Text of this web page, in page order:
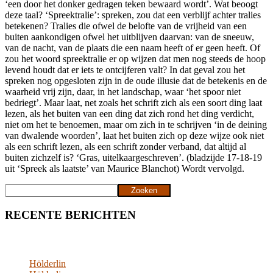
‘een door het donker gedragen teken bewaard wordt’. Wat beoogt
deze taal? ‘Spreektralie’: spreken, zou dat een verblijf achter tralies
betekenen? Tralies die ofwel de belofte van de vrijheid van een
buiten aankondigen ofwel het uitblijven daarvan: van de sneeuw,
van de nacht, van de plaats die een naam heeft of er geen heeft. Of
zou het woord spreektralie er op wijzen dat men nog steeds de hoop
levend houdt dat er iets te ontcijferen valt? In dat geval zou het
spreken nog opgesloten zijn in de oude illusie dat de betekenis en de
waarheid vrij zijn, daar, in het landschap, waar ‘het spoor niet
bedriegt’. Maar laat, net zoals het schrift zich als een soort ding laat
lezen, als het buiten van een ding dat zich rond het ding verdicht,
niet om het te benoemen, maar om zich in te schrijven ‘in de deining
van dwalende woorden’, laat het buiten zich op deze wijze ook niet
als een schrift lezen, als een schrift zonder verband, dat altijd al
buiten zichzelf is? ‘Gras, uitelkaargeschreven’. (bladzijde 17-18-19
uit ‘Spreek als laatste’ van Maurice Blanchot) Wordt vervolgd.
Zoeken
RECENTE BERICHTEN
Hölderlin